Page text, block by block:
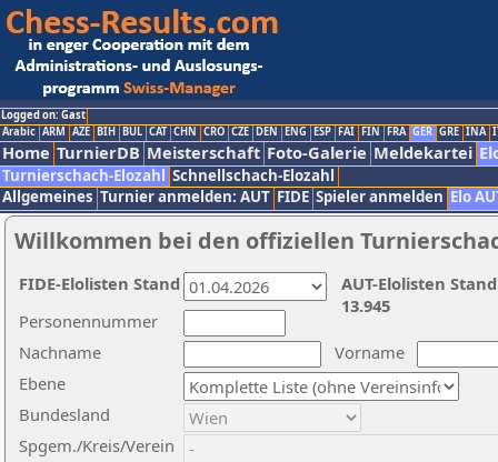
Logged on: Gast
Arabic ARM AZE BIH BUL CAT CHN CRO CZE DEN ENG ESP FAI FIN FRA GER GRE INA
Home TurnierDB Meisterschaft Foto-Galerie Meldekartei
Turnierschach-Elozahl Schnellschach-Elozahl
Allgemeines Turnier anmelden: AUT FIDE Spieler anmelden Elo
Willkommen bei den offiziellen
Nachname
Vorname
Ebene
Personennummer
Bundesland
Spgem./Kreis/Verein
AUT-Elolisten
13.945
FIDE-Elolisten Stand